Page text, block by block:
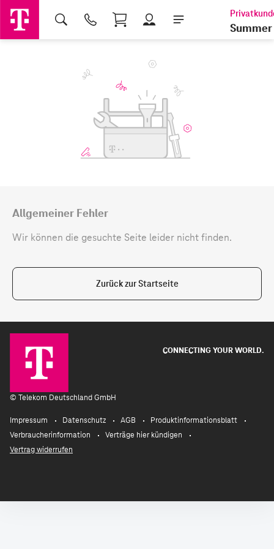
Shopping Cart
Summer
Allgemeiner Fehler
Zurück zur Startseite
CONNECTING YOUR WORLD.
© Telekom Deutschland GmbH
Impressum Datenschutz AGB
Produktinformationsblatt
Verbraucherinformation
Verträge hier kündigen
Vertrag widerrufen